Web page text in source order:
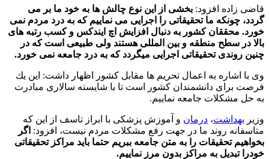
قاضی زاده افزود: بخشی از این نوع چالش ها به خود ما بر می
گردد، چونكه ما تحقیقاتی را اجرایی می نماییم كه به درد مردم نمی
خورد. محققان كشور به دنبال افزایش اچ ایندكس و كسب رتبه های
بالا در سطح منطقه و بین المللی هستند ولی طبیعی است كه در
چنین روندی تحقیقاتی اجرایی میگردد كه به درد جامعه نمی خورد.
وی با اشاره به اعمال تحریم ها مقابل كشور اظهار داشت: این یك
فرصت برای دانشمندان كشور است تا با شایسته سالاری مبادرت
به حل مشكلات جامعه نماییم.
وزیر بهداشت، درمان و آموزش پزشكی با ابراز تاسف از این كه
متاسفانه روند ما در جهت رفع مشكلات مردم نیست، افزود: اگر
بخواهیم تحقیقات را به متن جامعه ببریم حتما باید مراكز تحقیقاتی
خودرا تبدیل به مراكز بدون مرز نماییم.